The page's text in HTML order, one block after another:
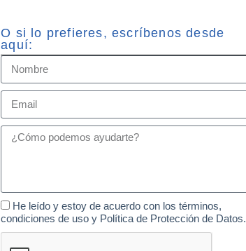
O si lo prefieres, escríbenos desde
aquí:
He leído y estoy de acuerdo con los términos,
condiciones de uso y Política de Protección de Datos.